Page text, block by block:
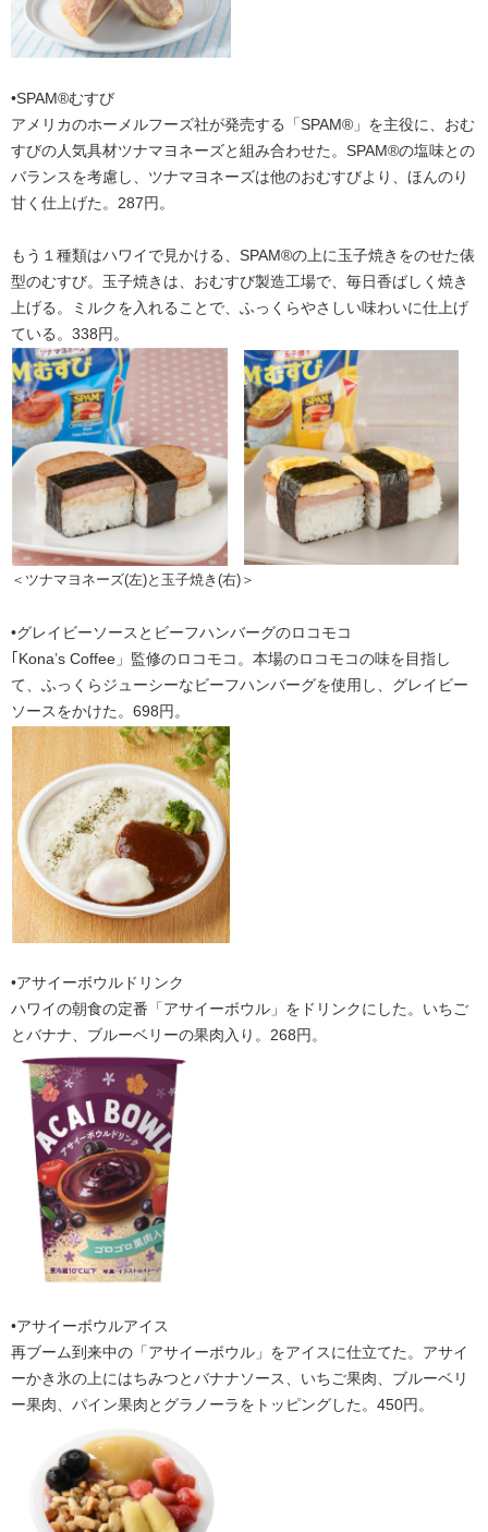
•SPAM®むすび
アメリカのホーメルフーズ社が発売する「SPAM®」を主役に、おむ
すびの人気具材ツナマヨネーズと組み合わせた。SPAM®の塩味との
バランスを考慮し、ツナマヨネーズは他のおむすびより、ほんのり
甘く仕上げた。287円。
もう１種類はハワイで見かける、SPAM®の上に玉子焼きをのせた俵
型のむすび。玉子焼きは、おむすび製造工場で、毎日香ばしく焼き
上げる。ミルクを入れることで、ふっくらやさしい味わいに仕上げ
ている。338円。
＜ツナマヨネーズ(左)と玉子焼き(右)＞
•グレイビーソースとビーフハンバーグのロコモコ
｢Kona’s Coffee」監修のロコモコ。本場のロコモコの味を目指し
て、ふっくらジューシーなビーフハンバーグを使用し、グレイビー
ソースをかけた。698円。
•アサイーボウルドリンク
ハワイの朝食の定番「アサイーボウル」をドリンクにした。いちご
とバナナ、ブルーベリーの果肉入り。268円。
•アサイーボウルアイス
再ブーム到来中の「アサイーボウル」をアイスに仕立てた。アサイ
ーかき氷の上にはちみつとバナナソース、いちご果肉、ブルーベリ
ー果肉、パイン果肉とグラノーラをトッピングした。450円。